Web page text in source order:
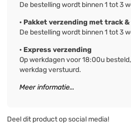
De bestelling wordt binnen 1 tot 3
· Pakket verzending met track
De bestelling wordt binnen 1 tot 3
· Express verzending
Op werkdagen voor 18:00u
werkdag verstuurd.
Meer informatie...
Deel dit product op social media!